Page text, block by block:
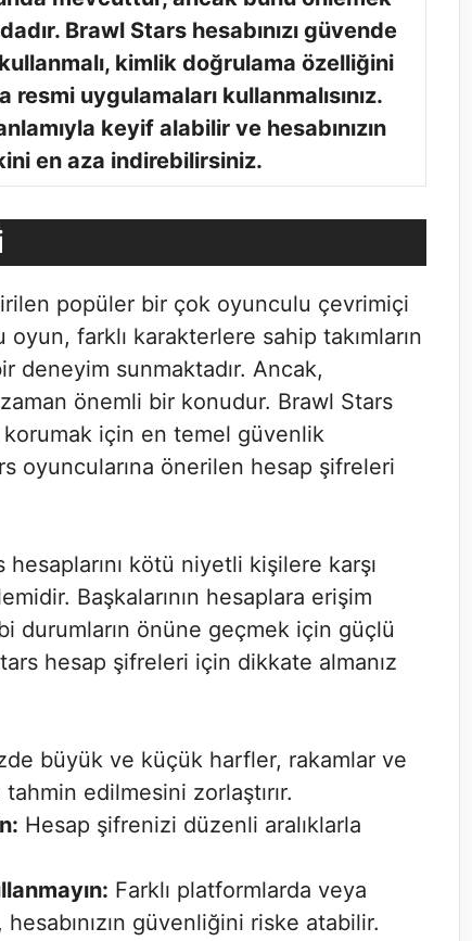
Brawl Stars hesabınızı güvende
kimlik doğrulama özelliğini
uygulamaları kullanmalısınız.
keyif alabilir ve hesabınızın
en aza indirebilirsiniz.
popüler bir çok oyunculu çevrimiçi
farklı karakterlere sahip takımların
deneyim sunmaktadır. Ancak,
önemli bir konudur. Brawl Stars
korumak için en temel güvenlik
oyuncularına önerilen hesap şifreleri
kötü niyetli kişilere karşı
Başkalarının hesaplara erişim
durumların önüne geçmek için güçlü
hesap şifreleri için dikkate almanız
büyük ve küçük harfler, rakamlar ve
edilmesini zorlaştırır.
Hesap şifrenizi düzenli aralıklarla
Farklı platformlarda veya
güvenliğini riske atabilir.